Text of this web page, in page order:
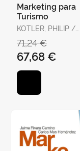
Marketing para
Turismo
KOTLER, PHILIP /
MAKENS, JAMES
71,24 €
67,68 €